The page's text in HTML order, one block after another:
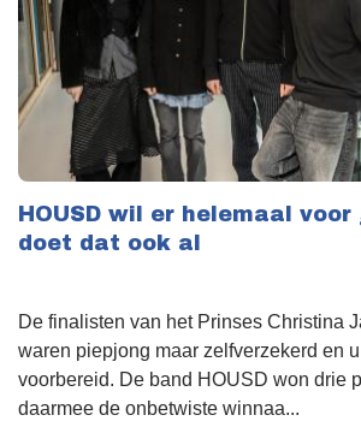
HOUSD wil er helemaal voor
doet dat ook al
De finalisten van het Prinses Christina
waren piepjong maar zelfverzekerd en
voorbereid. De band HOUSD won drie
daarmee de onbetwiste winnaa...